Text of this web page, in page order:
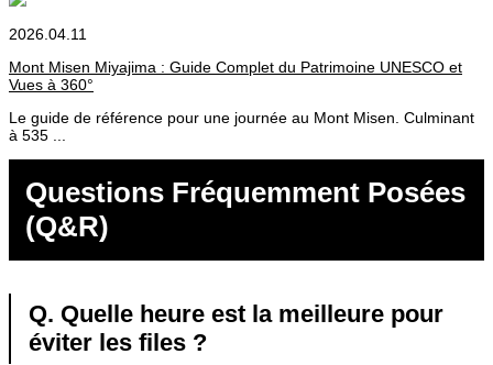
2026.04.11
Mont Misen Miyajima : Guide Complet du Patrimoine UNESCO et
Vues à 360°
Le guide de référence pour une journée au Mont Misen. Culminant
à 535 ...
Questions Fréquemment Posées
(Q&R)
Q. Quelle heure est la meilleure pour
éviter les files ?